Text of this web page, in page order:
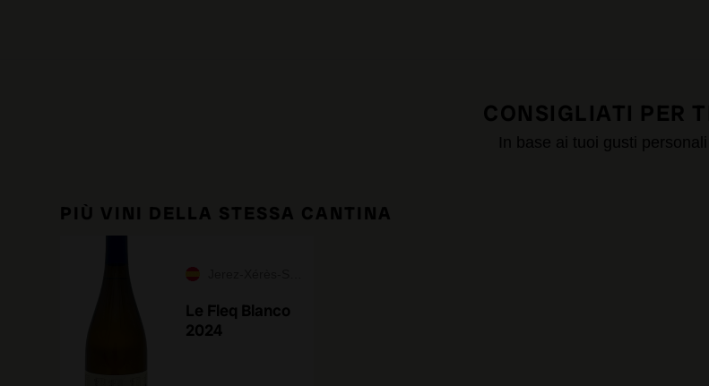
CONSIGLIATI PER
In base ai tuoi gusti personali
PIÙ VINI DELLA STESSA CANTINA
Le Fleq Blanco
2024